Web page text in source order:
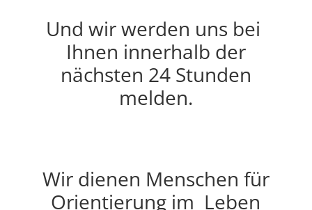
Und wir werden uns bei
Ihnen innerhalb der
nächsten 24 Stunden
melden.
Wir dienen Menschen für
Orientierung im Leben